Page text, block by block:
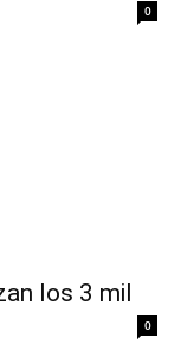
0
los 3 mil
0